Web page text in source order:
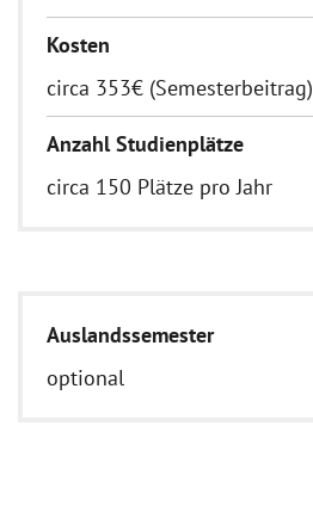
Kosten
circa 353€ (Semesterbeitrag)
Anzahl Studienplätze
circa 150 Plätze pro Jahr
Auslandssemester
optional